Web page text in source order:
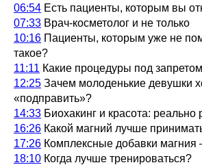
06:54 Есть пациенты, которым вы
07:33 Врач-косметолог и не только
10:16 Пациенты, которым уже не
такое?
11:11 Какие процедуры под
12:25 Зачем молоденькие девушки
«подправить»?
14:33 Биохакинг и красота: реально
16:26 Какой магний лучше
17:26 Комплексные добавки
18:10 Когда лучше тренироваться?